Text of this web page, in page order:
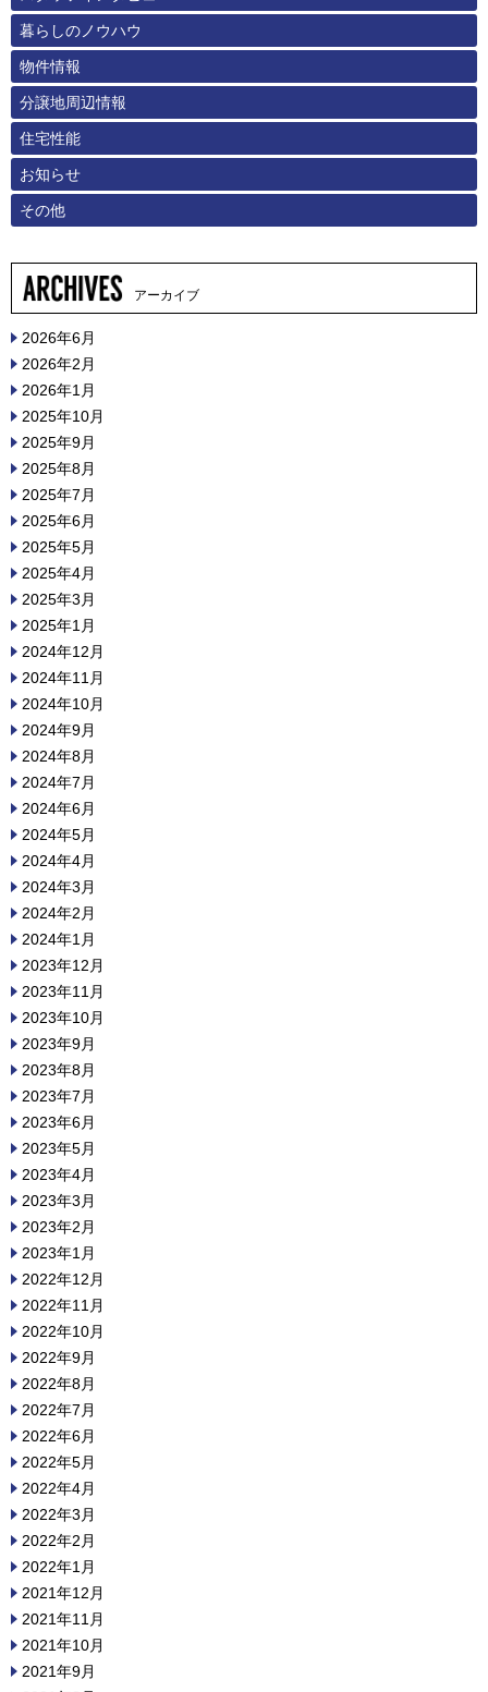
暮らしのノウハウ
物件情報
分譲地周辺情報
住宅性能
お知らせ
その他
アーカイブ
2026年6月
2026年2月
2026年1月
2025年10月
2025年9月
2025年8月
2025年7月
2025年6月
2025年5月
2025年4月
2025年3月
2025年1月
2024年12月
2024年11月
2024年10月
2024年9月
2024年8月
2024年7月
2024年6月
2024年5月
2024年4月
2024年3月
2024年2月
2024年1月
2023年12月
2023年11月
2023年10月
2023年9月
2023年8月
2023年7月
2023年6月
2023年5月
2023年4月
2023年3月
2023年2月
2023年1月
2022年12月
2022年11月
2022年10月
2022年9月
2022年8月
2022年7月
2022年6月
2022年5月
2022年4月
2022年3月
2022年2月
2022年1月
2021年12月
2021年11月
2021年10月
2021年9月